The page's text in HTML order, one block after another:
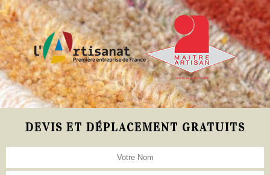
DEVIS ET DÉPLACEMENT GRATUITS